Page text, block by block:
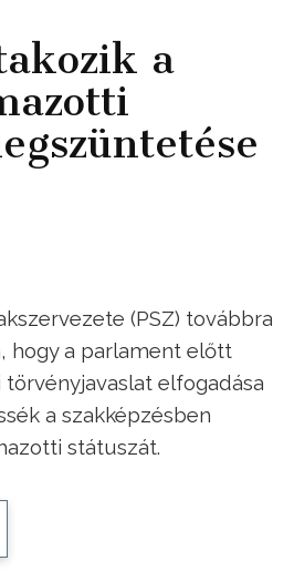
a
(PSZ) továbbra
hogy a parlament előtt
elfogadása
a szakképzésben
státuszát.